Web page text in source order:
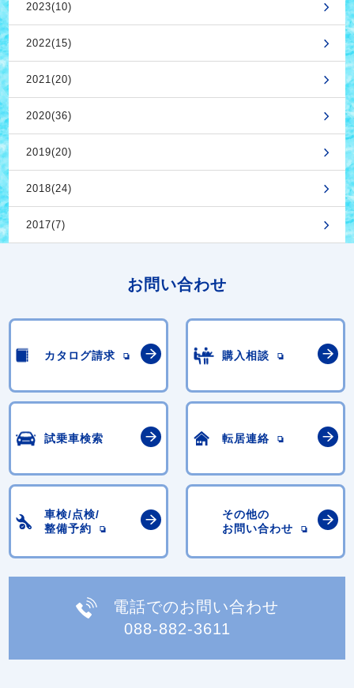
2023(10)
2022(15)
2021(20)
2020(36)
2019(20)
2018(24)
2017(7)
お問い合わせ
カタログ請求 購入相談
試乗車検索 転居連絡
車検/点検/
整備予約
その他の
お問い合わせ
電話でのお問い合わせ
088-882-3611